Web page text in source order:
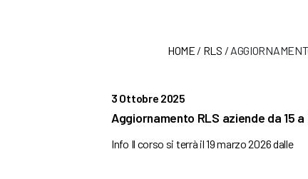
HOME / RLS /
3 Ottobre 2025
Aggiornamento RLS aziende da 15
Info Il corso si terrà il 19 marzo 2026 dalle